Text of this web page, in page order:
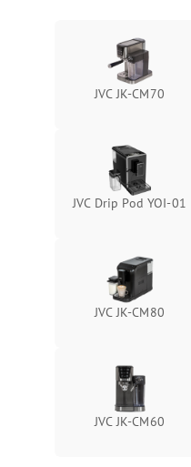
JVC JK-CM70
JVC Drip Pod YOI-01
JVC JK-CM80
JVC JK-CM60